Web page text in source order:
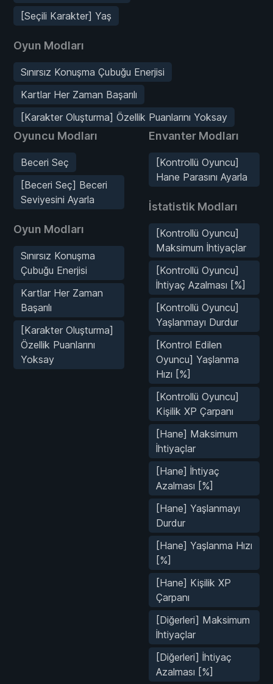
[Seçili Karakter] Yaş
Oyun Modları
Sınırsız Konuşma Çubuğu Enerjisi
Kartlar Her Zaman Başarılı
[Karakter Oluşturma] Özellik Puanlarını Yoksay
Oyuncu Modları
Beceri Seç
[Beceri Seç] Beceri
Seviyesini Ayarla
Oyun Modları
Sınırsız Konuşma
Çubuğu Enerjisi
Kartlar Her Zaman
Başarılı
[Karakter Oluşturma]
Özellik Puanlarını
Yoksay
Envanter Modları
[Kontrollü Oyuncu]
Hane Parasını Ayarla
İstatistik Modları
[Kontrollü Oyuncu]
Maksimum İhtiyaçlar
[Kontrollü Oyuncu]
İhtiyaç Azalması [%]
[Kontrollü Oyuncu]
Yaşlanmayı Durdur
[Kontrol Edilen
Oyuncu] Yaşlanma
Hızı [%]
[Kontrollü Oyuncu]
Kişilik XP Çarpanı
[Hane] Maksimum
İhtiyaçlar
[Hane] İhtiyaç
Azalması [%]
[Hane] Yaşlanmayı
Durdur
[Hane] Yaşlanma Hızı
[%]
[Hane] Kişilik XP
Çarpanı
[Diğerleri] Maksimum
İhtiyaçlar
[Diğerleri] İhtiyaç
Azalması [%]